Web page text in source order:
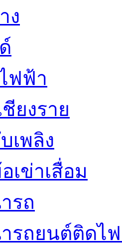
ง
ฟฟ้า
ชียงราย
เพลิง
เข่าเสื่อม
รถ
รถยนต์ติดไ